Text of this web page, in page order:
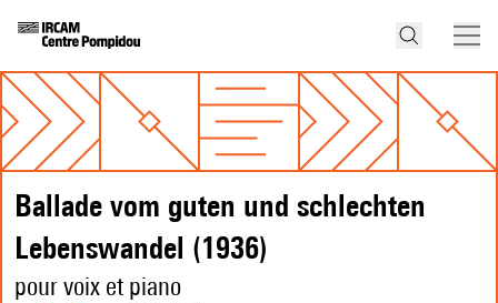
Ballade vom guten und schlechten
Lebenswandel (1936)
pour voix et piano